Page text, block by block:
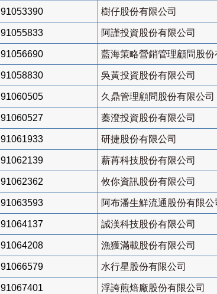
91053390 樹仔股份有限公司
91055833 阿謹投資股份有限公司
91056690 藍海策略營銷管理顧問股份
91058830 吳黃投資股份有限公司
91060505 久鼎管理顧問股份有限公司
91060527 蓁澄投資股份有限公司
91061933 研捷股份有限公司
91062139 薪苒科技股份有限公司
91062362 攸你資訊股份有限公司
91063593 阿布潘生鮮流通股份有限公
91064137 誠渼科技股份有限公司
91064208 漁獲滿載股份有限公司
91066579 水行星股份有限公司
91067401 浮誇煎焙廠股份有限公司